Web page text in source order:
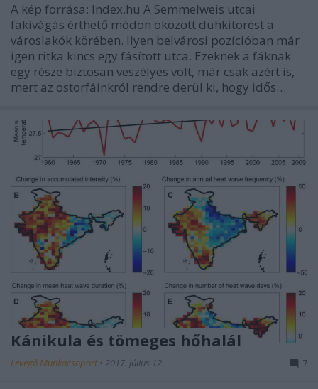
A kép forrása: Index.hu A Semmelweis utcai
fakivágás érthető módon okozott dühkitörést a
városlakók körében. Ilyen belvárosi pozícióban már
igen ritka kincs egy fásított utca. Ezeknek a fáknak
egy része biztosan veszélyes volt, már csak azért is,
mert az ostorfáinkról rendre derül ki, hogy idős…
Kánikula és tömeges hőhalál
Levegő Munkacsoport • 2017. július 12. 7